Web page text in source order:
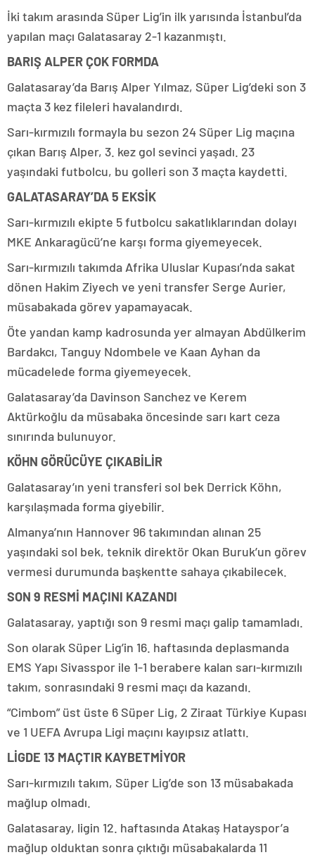
İki takım arasında Süper Lig’in ilk yarısında İstanbul’da
yapılan maçı Galatasaray 2-1 kazanmıştı.
BARIŞ ALPER ÇOK FORMDA
Galatasaray’da Barış Alper Yılmaz, Süper Lig’deki son 3
maçta 3 kez fileleri havalandırdı.
Sarı-kırmızılı formayla bu sezon 24 Süper Lig maçına
çıkan Barış Alper, 3. kez gol sevinci yaşadı. 23
yaşındaki futbolcu, bu golleri son 3 maçta kaydetti.
GALATASARAY’DA 5 EKSİK
Sarı-kırmızılı ekipte 5 futbolcu sakatlıklarından dolayı
MKE Ankaragücü’ne karşı forma giyemeyecek.
Sarı-kırmızılı takımda Afrika Uluslar Kupası’nda sakat
dönen Hakim Ziyech ve yeni transfer Serge Aurier,
müsabakada görev yapamayacak.
Öte yandan kamp kadrosunda yer almayan Abdülkerim
Bardakcı, Tanguy Ndombele ve Kaan Ayhan da
mücadelede forma giyemeyecek.
Galatasaray’da Davinson Sanchez ve Kerem
Aktürkoğlu da müsabaka öncesinde sarı kart ceza
sınırında bulunuyor.
KÖHN GÖRÜCÜYE ÇIKABİLİR
Galatasaray’ın yeni transferi sol bek Derrick Köhn,
karşılaşmada forma giyebilir.
Almanya’nın Hannover 96 takımından alınan 25
yaşındaki sol bek, teknik direktör Okan Buruk’un görev
vermesi durumunda başkentte sahaya çıkabilecek.
SON 9 RESMİ MAÇINI KAZANDI
Galatasaray, yaptığı son 9 resmi maçı galip tamamladı.
Son olarak Süper Lig’in 16. haftasında deplasmanda
EMS Yapı Sivasspor ile 1-1 berabere kalan sarı-kırmızılı
takım, sonrasındaki 9 resmi maçı da kazandı.
“Cimbom” üst üste 6 Süper Lig, 2 Ziraat Türkiye Kupası
ve 1 UEFA Avrupa Ligi maçını kayıpsız atlattı.
LİGDE 13 MAÇTIR KAYBETMİYOR
Sarı-kırmızılı takım, Süper Lig’de son 13 müsabakada
mağlup olmadı.
Galatasaray, ligin 12. haftasında Atakaş Hatayspor’a
mağlup olduktan sonra çıktığı müsabakalarda 11